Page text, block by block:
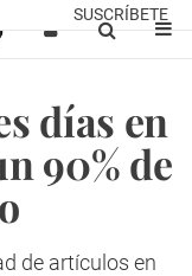
SUSCRÍBETE
días en
90% de
de artículos en